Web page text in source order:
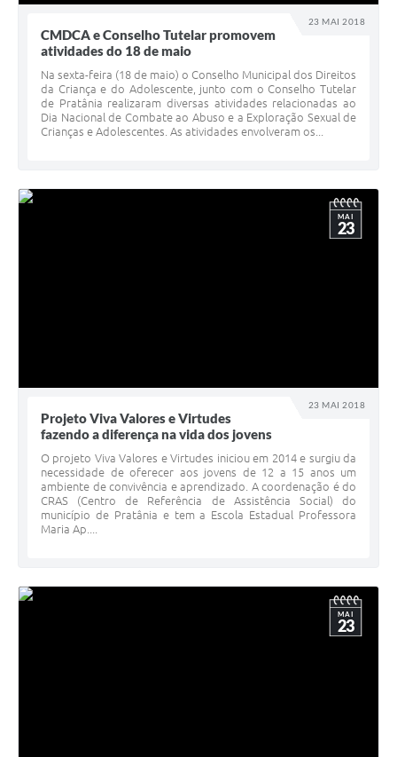
23 MAI 2018
CMDCA e Conselho Tutelar promovem
atividades do 18 de maio
Na sexta-feira (18 de maio) o Conselho Municipal dos Direitos
da Criança e do Adolescente, junto com o Conselho Tutelar
de Pratânia realizaram diversas atividades relacionadas ao
Dia Nacional de Combate ao Abuso e a Exploração Sexual de
Crianças e Adolescentes. As atividades envolveram os...
23 MAI 2018
MAI
23
Projeto Viva Valores e Virtudes
fazendo a diferença na vida dos jovens
O projeto Viva Valores e Virtudes iniciou em 2014 e surgiu da
necessidade de oferecer aos jovens de 12 a 15 anos um
ambiente de convivência e aprendizado. A coordenação é do
CRAS (Centro de Referência de Assistência Social) do
município de Pratânia e tem a Escola Estadual Professora
Maria Ap....
MAI
23